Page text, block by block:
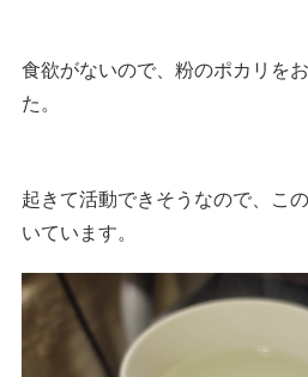
食欲がないので、粉のポカリを
た。
起きて活動できそうなので、こ
いています。